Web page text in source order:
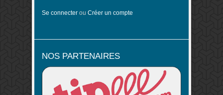
Se connecter ou Créer un compte
NOS PARTENAIRES